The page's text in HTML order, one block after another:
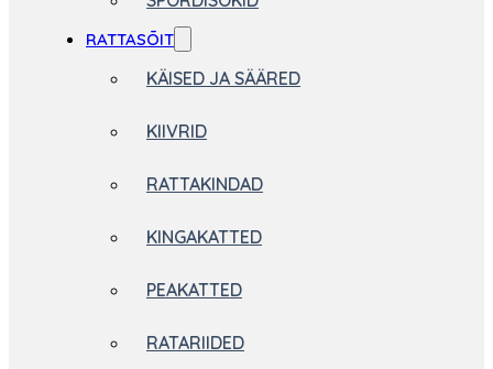
RATTASÕIT
KÄISED JA SÄÄRED
KIIVRID
RATTAKINDAD
KINGAKATTED
PEAKATTED
RATARIIDED